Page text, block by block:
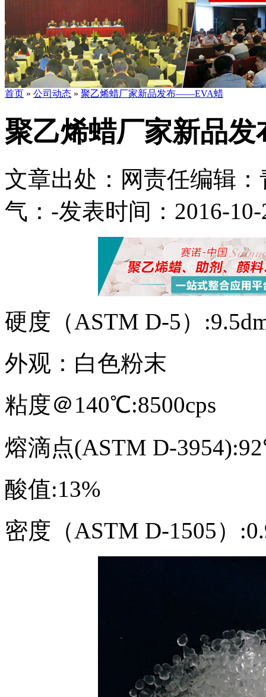
首页 » 公司动态 » 聚乙烯蜡厂家新品发布——EVA蜡
聚乙烯蜡厂家新品
文章出处： 网责任编辑
气： -发表时间：2016-
硬度（ASTM D-5）
外观：白色粉末
粘度＠140℃:8500cps
熔滴点(ASTM D-
酸值:13%
密度（ASTM D-1505）